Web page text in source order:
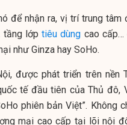
để nhận ra, vị trí trung
tầng lớptiêu dùng cao cấp…
như Ginza hay SoHo.
được phát triển trên nền
tế đầu tiên của Thủ đô,
phiên bản Việt”.
mại cao cấp tại lõi nội